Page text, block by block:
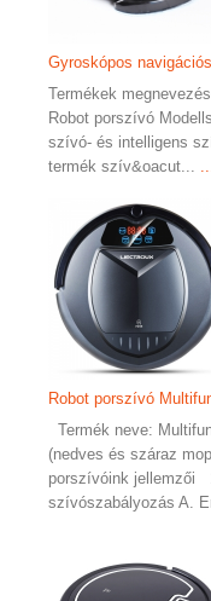
Gyroskópos
Termékek
Robot porszívó
szívó- és intelligens
termék szív&oacut...
Robot porszívó
Termék neve:
(nedves és száraz
porszívóink jellemzői
szívószabályozás A.